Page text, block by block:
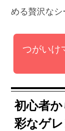
める贅沢なシ
つがいけ
初心者
彩なゲ